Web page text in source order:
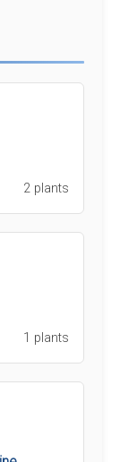
2 plants
1 plants